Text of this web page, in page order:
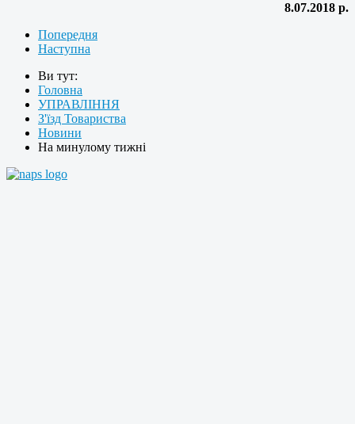
8.07.2018 р.
Попередня
Наступна
Ви тут:
Головна
УПРАВЛІННЯ
З'їзд Товариства
Новини
На минулому тижні